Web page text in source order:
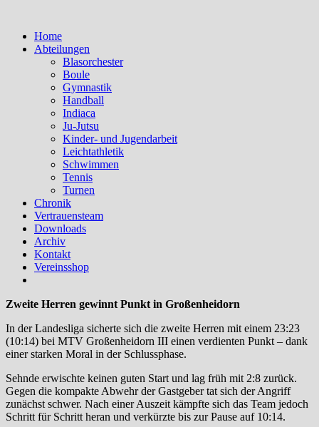
Home
Abteilungen
Blasorchester
Boule
Gymnastik
Handball
Indiaca
Ju-Jutsu
Kinder- und Jugendarbeit
Leichtathletik
Schwimmen
Tennis
Turnen
Chronik
Vertrauensteam
Downloads
Archiv
Kontakt
Vereinsshop
Zweite Herren gewinnt Punkt in Großenheidorn
In der Landesliga sicherte sich die zweite Herren mit einem 23:23
(10:14) bei MTV Großenheidorn III einen verdienten Punkt – dank
einer starken Moral in der Schlussphase.
Sehnde erwischte keinen guten Start und lag früh mit 2:8 zurück.
Gegen die kompakte Abwehr der Gastgeber tat sich der Angriff
zunächst schwer. Nach einer Auszeit kämpfte sich das Team jedoch
Schritt für Schritt heran und verkürzte bis zur Pause auf 10:14.